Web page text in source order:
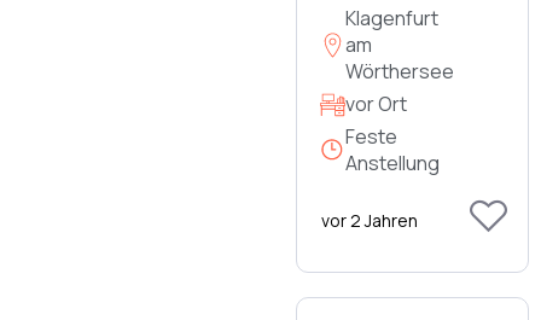
Klagenfurt
am
Wörthersee
vor Ort
Feste
Anstellung
vor 2 Jahren